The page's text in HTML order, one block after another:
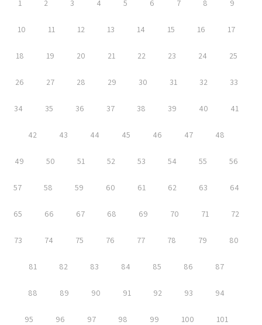
1 2 3 4 5 6 7 8 9
10 11 12 13 14 15 16 17
18 19 20 21 22 23 24 25
26 27 28 29 30 31 32 33
34 35 36 37 38 39 40 41
42 43 44 45 46 47 48
49 50 51 52 53 54 55 56
57 58 59 60 61 62 63 64
65 66 67 68 69 70 71 72
73 74 75 76 77 78 79 80
81 82 83 84 85 86 87
88 89 90 91 92 93 94
95 96 97 98 99 100 101